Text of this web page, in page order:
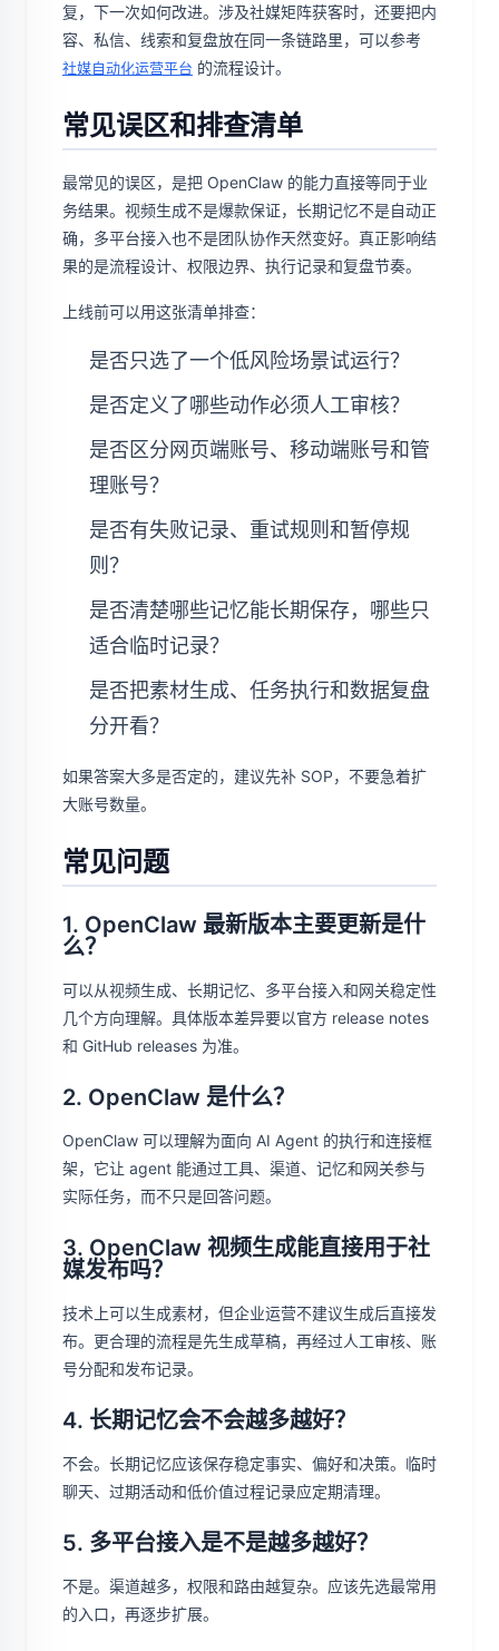
复，下一次如何改进。涉及社媒矩阵获客时，还要把内
容、私信、线索和复盘放在同一条链路里，可以参考
社媒自动化运营平台 的流程设计。
常见误区和排查清单
最常见的误区，是把 OpenClaw 的能力直接等同于业
务结果。视频生成不是爆款保证，长期记忆不是自动正
确，多平台接入也不是团队协作天然变好。真正影响结
果的是流程设计、权限边界、执行记录和复盘节奏。
上线前可以用这张清单排查：
是否只选了一个低风险场景试运行？
是否定义了哪些动作必须人工审核？
是否区分网页端账号、移动端账号和管
理账号？
是否有失败记录、重试规则和暂停规
则？
是否清楚哪些记忆能长期保存，哪些只
适合临时记录？
是否把素材生成、任务执行和数据复盘
分开看？
如果答案大多是否定的，建议先补 SOP，不要急着扩
大账号数量。
常见问题
1. OpenClaw 最新版本主要更新是什
么？
可以从视频生成、长期记忆、多平台接入和网关稳定性
几个方向理解。具体版本差异要以官方 release notes
和 GitHub releases 为准。
2. OpenClaw 是什么？
OpenClaw 可以理解为面向 AI Agent 的执行和连接框
架，它让 agent 能通过工具、渠道、记忆和网关参与
实际任务，而不只是回答问题。
3. OpenClaw 视频生成能直接用于社
媒发布吗？
技术上可以生成素材，但企业运营不建议生成后直接发
布。更合理的流程是先生成草稿，再经过人工审核、账
号分配和发布记录。
4. 长期记忆会不会越多越好？
不会。长期记忆应该保存稳定事实、偏好和决策。临时
聊天、过期活动和低价值过程记录应定期清理。
5. 多平台接入是不是越多越好？
不是。渠道越多，权限和路由越复杂。应该先选最常用
的入口，再逐步扩展。